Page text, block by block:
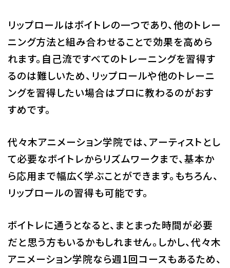
リップロールはボイトレの一つであり、他のトレー
ニング方法と組み合わせることで効果を高めら
れます。自己流ですべてのトレーニングを習得す
るのは難しいため、リップロールや他のトレーニ
ングを習得したい場合はプロに教わるのがおす
すめです。
代々木アニメーション学院では、アーティストとし
て必要なボイトレからリズムワークまで、基本か
ら応用まで幅広く学ぶことができます。もちろん、
リップロールの習得も可能です。
ボイトレに通うとなると、まとまった時間が必要
だと思う方もいるかもしれません。しかし、代々木
アニメーション学院なら週1回コースもあるため、